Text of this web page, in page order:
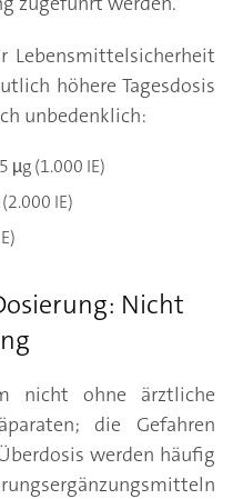
Lebensmittelsicherheit
höhere Tagesdosis
unbedenklich:
µg (1.000 IE)
IE)
Nicht
nicht ohne ärztliche
die Gefahren
werden häufig